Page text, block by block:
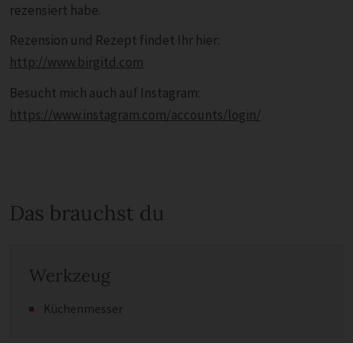
rezensiert habe.
Rezension und Rezept findet Ihr hier:
http://www.birgitd.com
Besucht mich auch auf Instagram:
https://www.instagram.com/accounts/login/
Das brauchst du
Werkzeug
Küchenmesser